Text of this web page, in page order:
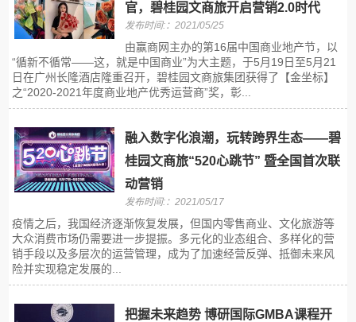
官，碧桂园文商旅开启营销2.0时代
发布时间:：2021/05/25
由赢商网主办的第16届中国商业地产节，以
“循新不循常——这，就是中国商业”为大主题，于5月19日至5月21
日在广州长隆酒店隆重召开，碧桂园文商旅集团获得了【金坐标】
之“2020-2021年度商业地产优秀运营商”奖，彰...
融入数字化浪潮，玩转跨界生态——碧
桂园文商旅“520心跳节” 暨全国首次联
动营销
发布时间:：2021/05/17
疫情之后，我国经济逐渐恢复发展，但国内零售商业、文化旅游等
大众消费市场仍需要进一步提振。多元化的业态组合、多样化的营
销手段以及多层次的运营管理，成为了加速经营反弹、抵御未来风
险并实现稳定发展的...
把握未来趋势 博研国际GMBA课程开